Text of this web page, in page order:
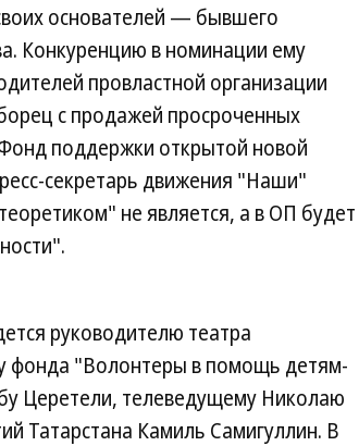
основателей — бывшего
Конкуренцию в номинации ему
провластной организации
с продажей просроченных
поддержки открытой новой
секретарь движения "Наши"
не является, а в ОП будет
руководителю театра
фонда "Волонтеры в помощь детям-
Церетели, телеведущему Николаю
Татарстана Камиль Самигуллин. В